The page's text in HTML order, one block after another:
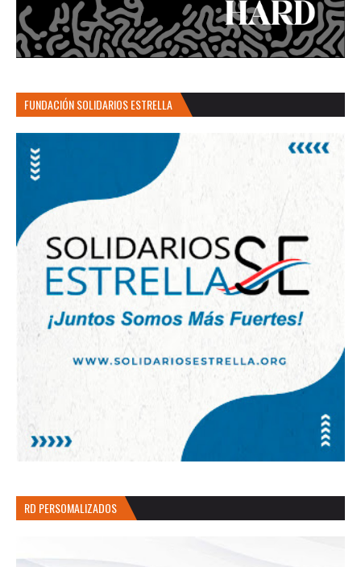
FUNDACIÓN SOLIDARIOS ESTRELLA
RD PERSOMALIZADOS